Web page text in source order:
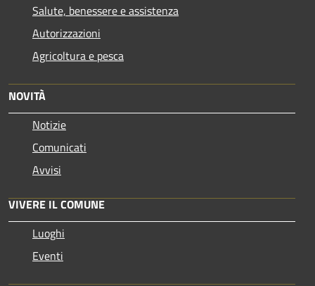
Salute, benessere e assistenza
Autorizzazioni
Agricoltura e pesca
NOVITÀ
Notizie
Comunicati
Avvisi
VIVERE IL COMUNE
Luoghi
Eventi